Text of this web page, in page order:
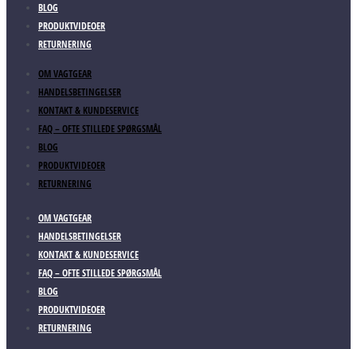
BLOG
PRODUKTVIDEOER
RETURNERING
OM VAGTGEAR
HANDELSBETINGELSER
KONTAKT & KUNDESERVICE
FAQ – OFTE STILLEDE SPØRGSMÅL
BLOG
PRODUKTVIDEOER
RETURNERING
OM VAGTGEAR
HANDELSBETINGELSER
KONTAKT & KUNDESERVICE
FAQ – OFTE STILLEDE SPØRGSMÅL
BLOG
PRODUKTVIDEOER
RETURNERING